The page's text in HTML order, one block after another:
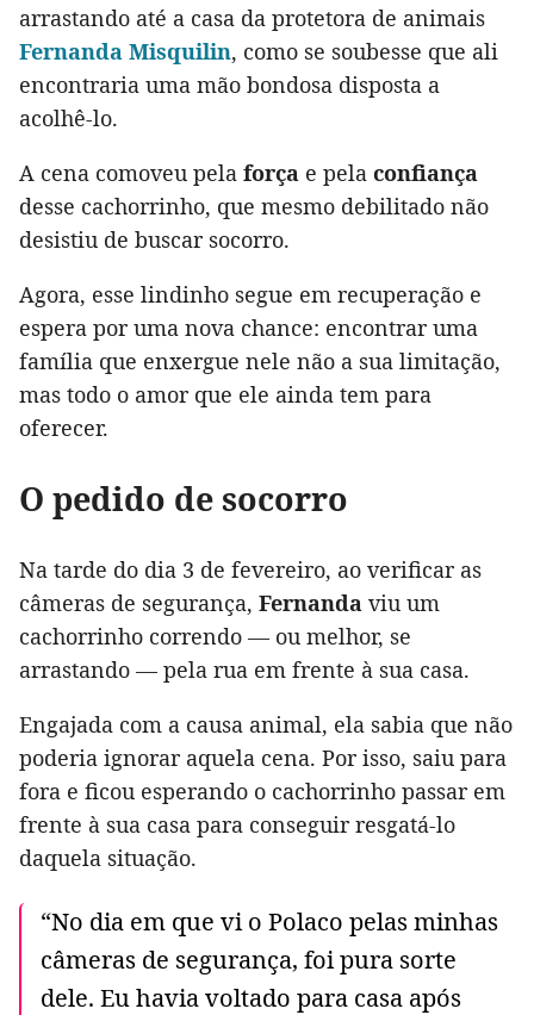
arrastando até a casa da protetora de animais
Fernanda Misquilin, como se soubesse que ali
encontraria uma mão bondosa disposta a
acolhê-lo.
A cena comoveu pela força e pela confiança
desse cachorrinho, que mesmo debilitado não
desistiu de buscar socorro.
Agora, esse lindinho segue em recuperação e
espera por uma nova chance: encontrar uma
família que enxergue nele não a sua limitação,
mas todo o amor que ele ainda tem para
oferecer.
O pedido de socorro
Na tarde do dia 3 de fevereiro, ao verificar as
câmeras de segurança, Fernanda viu um
cachorrinho correndo — ou melhor, se
arrastando — pela rua em frente à sua casa.
Engajada com a causa animal, ela sabia que não
poderia ignorar aquela cena. Por isso, saiu para
fora e ficou esperando o cachorrinho passar em
frente à sua casa para conseguir resgatá-lo
daquela situação.
“No dia em que vi o Polaco pelas minhas
câmeras de segurança, foi pura sorte
dele. Eu havia voltado para casa após